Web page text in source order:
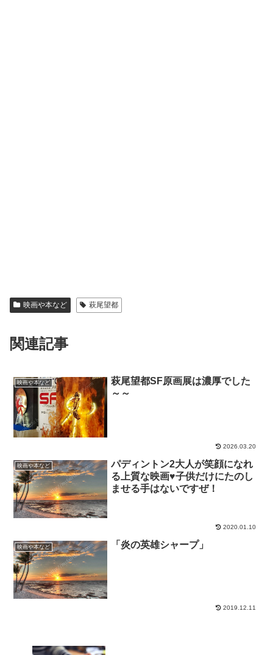
映画や本など 萩尾望都
関連記事
映画や本など
萩尾望都SF原画展は濃厚でした
～～
2026.03.20
映画や本など
パディントン2大人が笑顔になれ
る上質な映画♥子供だけにたのし
ませる手はないですぜ！
2020.01.10
映画や本など 「炎の英雄シャープ」
2019.12.11